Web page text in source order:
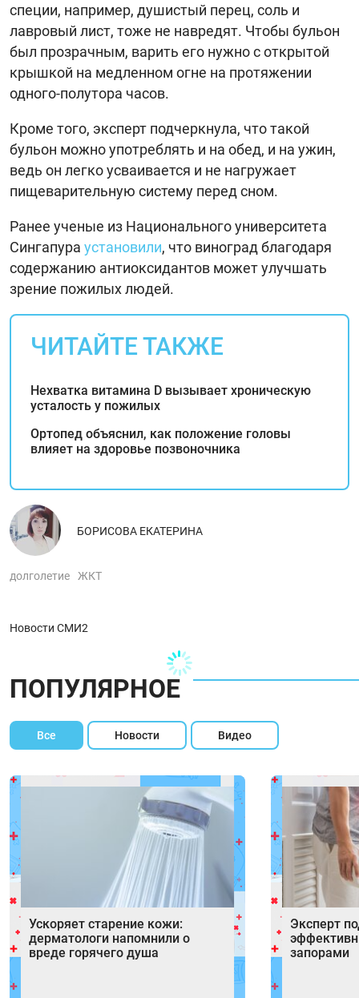
специи, например, душистый перец, соль и
лавровый лист, тоже не навредят. Чтобы бульон
был прозрачным, варить его нужно с открытой
крышкой на медленном огне на протяжении
одного-полутора часов.
Кроме того, эксперт подчеркнула, что такой
бульон можно употреблять и на обед, и на ужин,
ведь он легко усваивается и не нагружает
пищеварительную систему перед сном.
Ранее ученые из Национального университета
Сингапура установили, что виноград благодаря
содержанию антиоксидантов может улучшать
зрение пожилых людей.
ЧИТАЙТЕ ТАКЖЕ
Нехватка витамина D вызывает хроническую
усталость у пожилых
Ортопед объяснил, как положение головы
влияет на здоровье позвоночника
БОРИСОВА ЕКАТЕРИНА
долголетие ЖКТ
Новости СМИ2
ПОПУЛЯРНОЕ
Все Новости Видео
Ускоряет старение кожи:
дерматологи напомнили о
вреде горячего душа
Эксперт
запорами